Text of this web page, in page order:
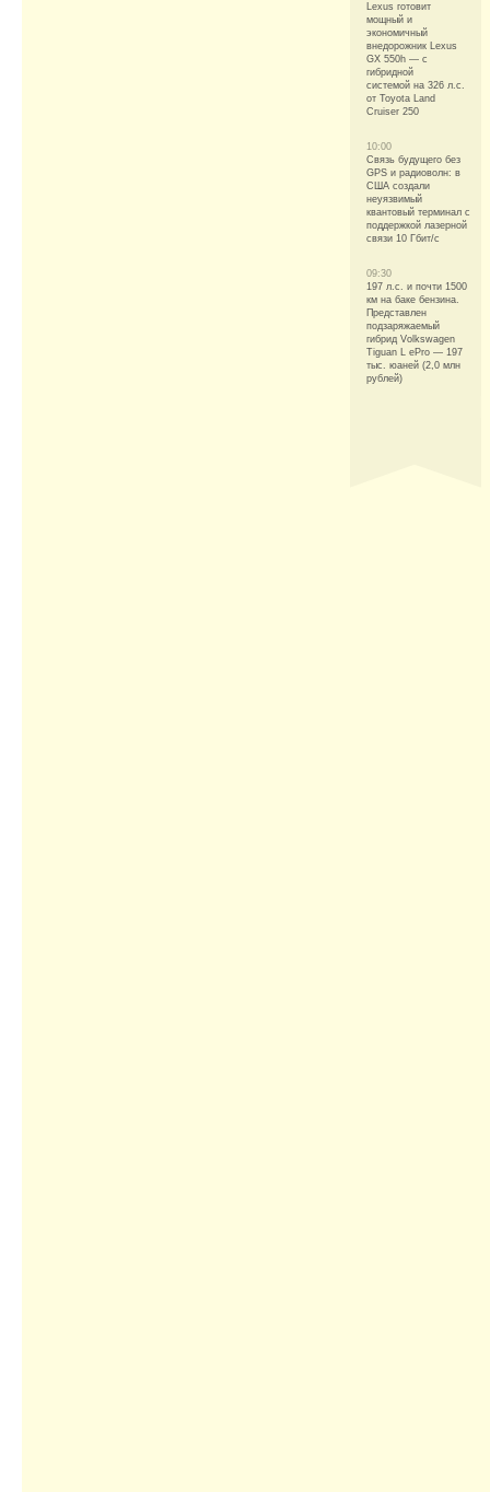
Lexus готовит
мощный и
экономичный
внедорожник Lexus
GX 550h — с
гибридной
системой на 326 л.с.
от Toyota Land
Cruiser 250
10:00
Связь будущего без
GPS и радиоволн: в
США создали
неуязвимый
квантовый терминал с
поддержкой лазерной
связи 10 Гбит/с
09:30
197 л.с. и почти 1500
км на баке бензина.
Представлен
подзаряжаемый
гибрид Volkswagen
Tiguan L ePro — 197
тыс. юаней (2,0 млн
рублей)